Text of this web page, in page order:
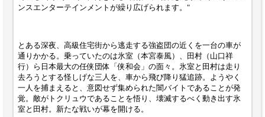
ンスエンターテインメントが繰り広げられます。"
とある深夜、高級住宅街から逃走する強盗団の近くを一台の車が
通りかかる。乗っていたのは氷室（本宮泰風）、田村（山口祥
行）ら日本最大の任侠団体「侠和会」の面々。氷室と田村は走り
去ろうとする怪しげな三人を、車から飛び降り猛追跡。ようやく
一人を捕まえると、意図せず集められた闇バイトであることが発
覚。敵がトクリュウであることを悟り、壊滅するべく動き出す氷
室と田村。新たな戦いが幕を開ける。